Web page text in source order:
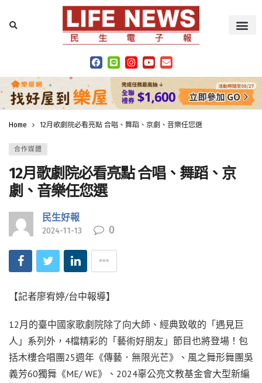
Home 12月歌劇院必看亮點 合唱、舞蹈、京劇、音樂任您選
合作媒體
12月歌劇院必看亮點 合唱、舞蹈、京
劇、音樂任您選
民生好報
2024-11-13 0
【記者廖宥婷/台中報導】
12月的臺中國家歌劇院除了向大師、經典致敬的「遇見巨
人」系列外，4檔精彩的「藝術好朋友」節目也將登場！包
括木樓合唱團25週年《傳藝．無限光芒》、風之舞形舞團吳
義芳60獨舞《ME/ WE》、2024辜公亮文教基金會大型新編